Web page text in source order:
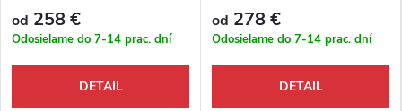
od 258 €
Odosielame do 7-14 prac. dní
DETAIL
od 278 €
Odosielame do 7-14 prac. dní
DETAIL